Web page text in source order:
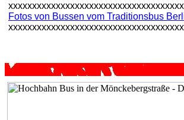
Fotos von Bussen vom Traditionsbus